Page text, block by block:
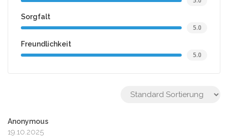
Sorgfalt
5.0
Freundlichkeit
5.0
Anonymous
19.10.2025